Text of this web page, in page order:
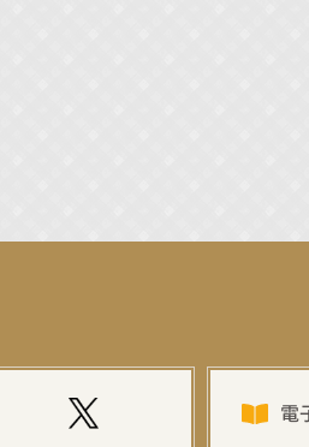
センター昆虫展示イベント
ェスティバル」トークショーゲスト出演！